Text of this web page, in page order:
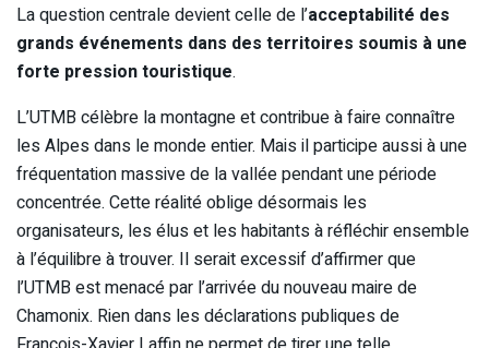
La question centrale devient celle de l’acceptabilité des
grands événements dans des territoires soumis à une
forte pression touristique.
L’UTMB célèbre la montagne et contribue à faire connaître
les Alpes dans le monde entier. Mais il participe aussi à une
fréquentation massive de la vallée pendant une période
concentrée. Cette réalité oblige désormais les
organisateurs, les élus et les habitants à réfléchir ensemble
à l’équilibre à trouver. Il serait excessif d’affirmer que
l’UTMB est menacé par l’arrivée du nouveau maire de
Chamonix. Rien dans les déclarations publiques de